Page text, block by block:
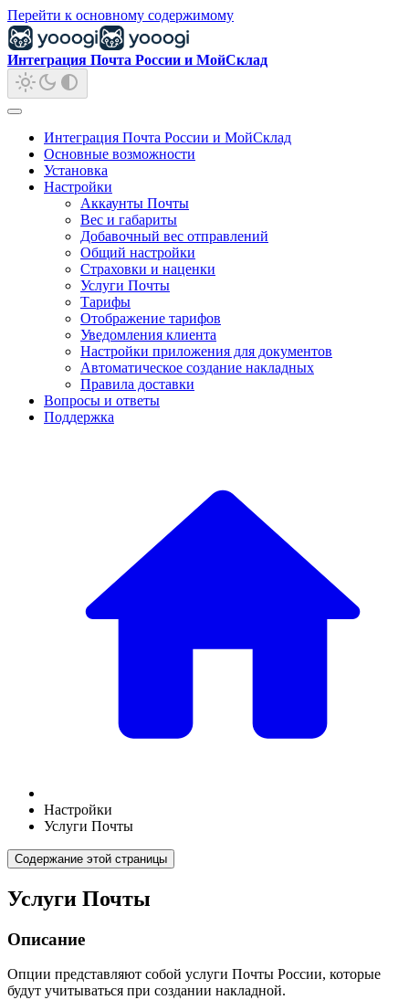
Перейти к основному содержимому
Интеграция Почта России и МойСклад
Интеграция Почта России и МойСклад
Основные возможности
Установка
Настройки
Аккаунты Почты
Вес и габариты
Добавочный вес отправлений
Общий настройки
Страховки и наценки
Услуги Почты
Тарифы
Отображение тарифов
Уведомления клиента
Настройки приложения для документов
Автоматическое создание накладных
Правила доставки
Вопросы и ответы
Поддержка
Настройки
Услуги Почты
Содержание этой страницы
Услуги Почты
Описание
Опции представляют собой услуги Почты России, которые
будут учитываться при создании накладной.